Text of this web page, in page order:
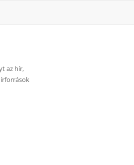
az hír,